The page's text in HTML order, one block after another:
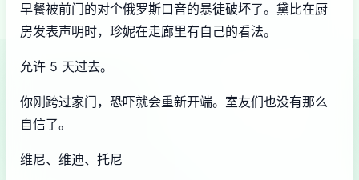
早餐被前门的对个俄罗斯口音的暴徒破坏了。黛比在厨
房发表声明时，珍妮在走廊里有自己的看法。
允许 5 天过去。
你刚跨过家门，恐吓就会重新开端。室友们也没有那么
自信了。
维尼、维迪、托尼